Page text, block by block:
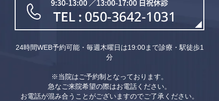
24時間WEB予約可能・毎週木曜日は19:00まで診療・駅徒歩1
分
※当院はご予約制となっております。
急なご来院希望の際はお電話ください。
お電話が混み合うことがございますのでご了承ください。